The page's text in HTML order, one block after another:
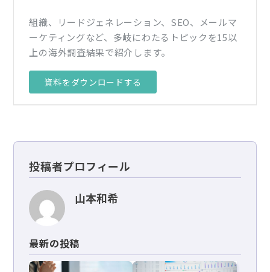
組織、リードジェネレーション、SEO、メールマ
ーケティングなど、多岐にわたるトピックを15以
上の海外調査結果で紹介します。
資料をダウンロードする
投稿者プロフィール
山本和希
最新の投稿